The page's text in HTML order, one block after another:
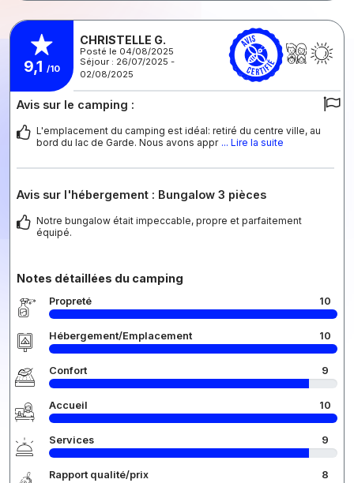
9,1 /10
CHRISTELLE G.
Posté le 04/08/2025
Séjour : 26/07/2025 -
02/08/2025
Avis sur le camping :
L'emplacement du camping est idéal: retiré du centre ville, au
bord du lac de Garde. Nous avons appr ... Lire la suite
Avis sur l'hébergement : Bungalow 3 pièces
Notre bungalow était impeccable, propre et parfaitement
équipé.
Notes détaillées du camping
Propreté 10
Hébergement/Emplacement 10
Confort 9
Accueil 10
Services 9
Rapport qualité/prix 8